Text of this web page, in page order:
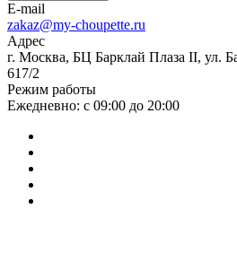
E-mail
zakaz@my-choupette.ru
Адрес
г. Москва, БЦ Барклай Плаза II, ул.
617/2
Режим работы
Ежедневно: с 09:00 до 20:00